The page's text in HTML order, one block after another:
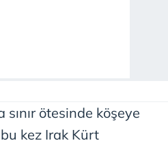
ötesinde köşeye
kez Irak Kürt